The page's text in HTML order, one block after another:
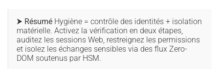
⮞ Résumé Hygiène = contrôle des identités + isolation
matérielle. Activez la vérification en deux étapes,
auditez les sessions Web, restreignez les permissions
et isolez les échanges sensibles via des flux Zero-
DOM soutenus par HSM.